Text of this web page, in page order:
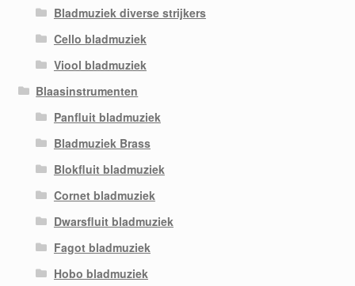
Bladmuziek diverse strijkers
Cello bladmuziek
Viool bladmuziek
Blaasinstrumenten
Panfluit bladmuziek
Bladmuziek Brass
Blokfluit bladmuziek
Cornet bladmuziek
Dwarsfluit bladmuziek
Fagot bladmuziek
Hobo bladmuziek